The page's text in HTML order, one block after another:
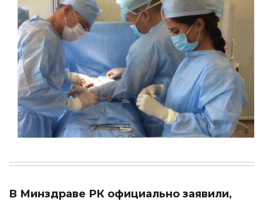
В Минздраве РК официально заявили,